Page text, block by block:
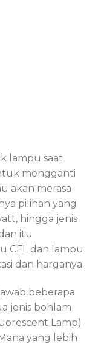
lampu saat
mengganti
akan merasa
pilihan yang
hingga jenis
itu
CFL dan lampu
dan harganya.
beberapa
jenis bohlam
Lamp)
yang lebih